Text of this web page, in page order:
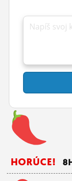
Napíš svoj
HORÚCE!